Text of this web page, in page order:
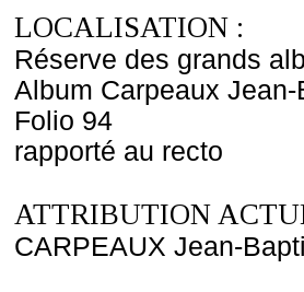
LOCALISATION :
Réserve des grands
Album Carpeaux
Folio 94
rapporté au recto
ATTRIBUTION
CARPEAUX Jean-